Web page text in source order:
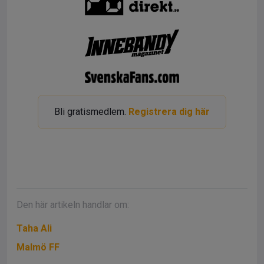
Bli gratismedlem. Registrera dig här
Den här artikeln handlar om:
Taha Ali
Malmö FF